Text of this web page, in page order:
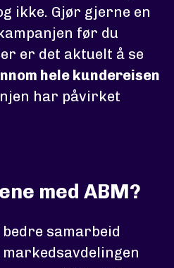
ikke. Gjør gjerne en
før du
er det aktuelt å se
hele kundereisen
har påvirket
med ABM?
samarbeid
markedsavdelingen